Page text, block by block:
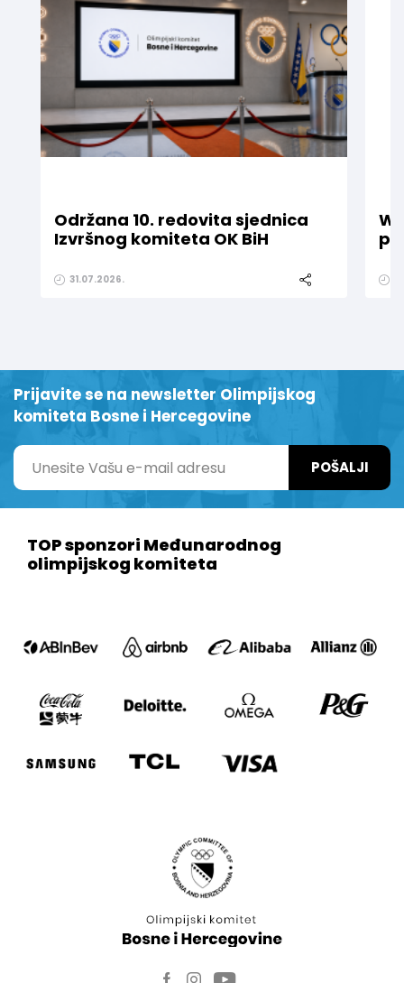
Održana 10. redovita sjednica
Izvršnog komiteta OK BiH
31.07.2026.
Prijavite se na newsletter Olimpijskog
komiteta Bosne i Hercegovine
POŠALJI
TOP sponzori Međunarodnog
olimpijskog komiteta